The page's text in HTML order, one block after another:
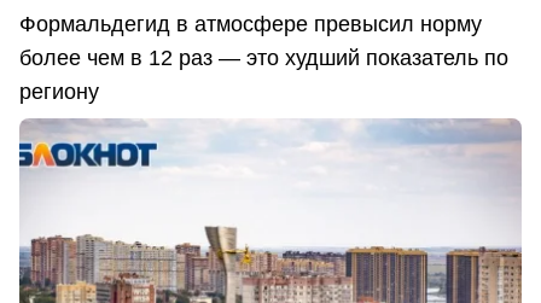
Формальдегид в атмосфере превысил норму
более чем в 12 раз — это худший показатель по
региону